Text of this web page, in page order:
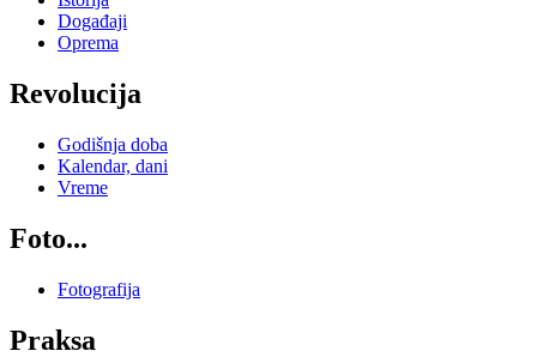
Događaji
Oprema
Revolucija
Godišnja doba
Kalendar, dani
Vreme
Foto...
Fotografija
Praksa